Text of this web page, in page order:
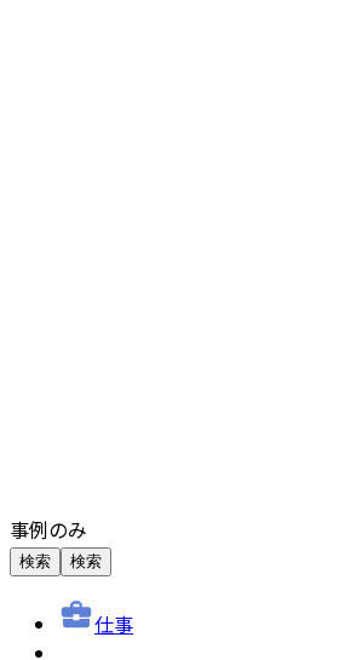
事例のみ
検索 検索
仕事